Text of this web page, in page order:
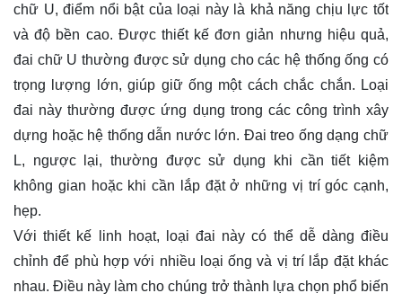
chữ U, điểm nổi bật của loại này là khả năng chịu lực tốt
và độ bền cao. Được thiết kế đơn giản nhưng hiệu quả,
đai chữ U thường được sử dụng cho các hệ thống ống có
trọng lượng lớn, giúp giữ ống một cách chắc chắn. Loại
đai này thường được ứng dụng trong các công trình xây
dựng hoặc hệ thống dẫn nước lớn. Đai treo ống dạng chữ
L, ngược lại, thường được sử dụng khi cần tiết kiệm
không gian hoặc khi cần lắp đặt ở những vị trí góc cạnh,
hẹp.
Với thiết kế linh hoạt, loại đai này có thể dễ dàng điều
chỉnh để phù hợp với nhiều loại ống và vị trí lắp đặt khác
nhau. Điều này làm cho chúng trở thành lựa chọn phổ biến